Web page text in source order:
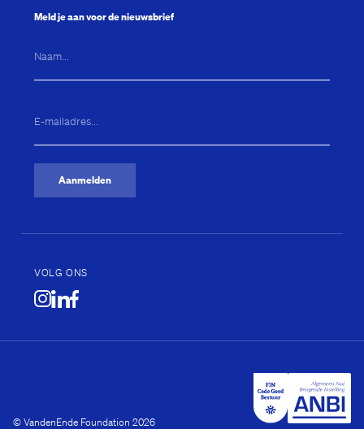
Meld je aan voor de nieuwsbrief
mailadres...
(Vereist)
Aanmelden
VOLG ONS
© VandenEnde Foundation 2026